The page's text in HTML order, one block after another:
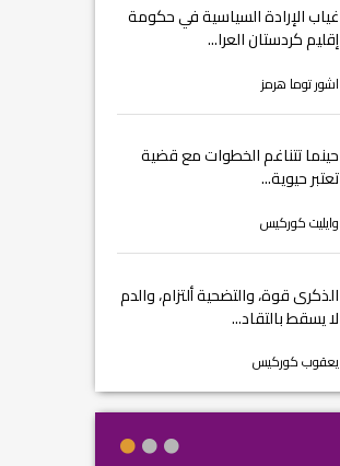
غياب الإرادة السياسية في حكومة
إقليم كردستان العرا...
اشور توما هرمز
حينما تتناغم الخطوات مع قضية
تعتبر حيوية...
وايليت كوركيس
الذكرى قوة، والتضحية ألتزام، والدم
لا يسقط بالتقاد...
يعقوب كوركيس